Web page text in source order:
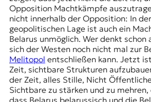
Opposition Machtkämpfe
nicht innerhalb der Opposition: In
geopolitischen Lage ist auch ein
Belarus unmöglich. Wer denkt schon
sich der Westen noch nicht mal zur
Melitopol entschließen kann. Jetzt
Zeit, sichtbare Strukturen
der Zeit, alles Stille, Nicht
Sichtbare zu stärken und zu
dass Belarus belarussisch und die